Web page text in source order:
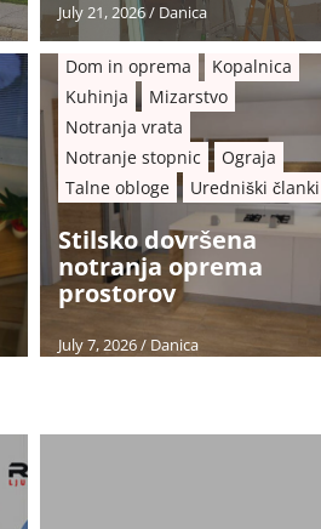
July 21, 2026/ Danica
Dom in oprema
Kopalnica
Kuhinja
Mizarstvo
Notranja vrata
Notranje stopnic
Ograja
Talne obloge
Uredniški članki
Stilsko dovršena
notranja oprema
prostorov
July 7, 2026/ Danica